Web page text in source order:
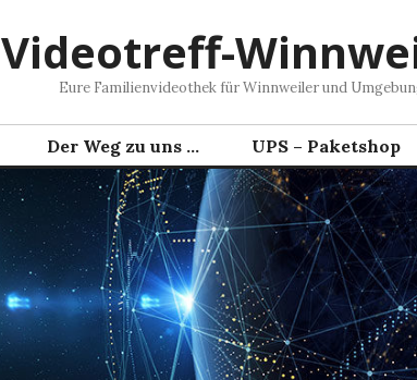
Videotreff-
Eure Familienvideothek für Winnweiler und
Der Weg zu uns … UPS – Paketshop